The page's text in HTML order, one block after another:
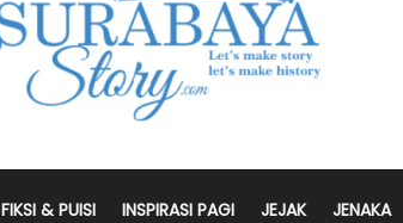
FIKSI & PUISI INSPIRASI PAGI JEJAK JENAKA